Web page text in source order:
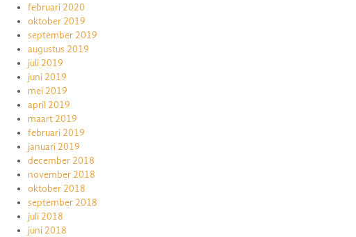
februari 2020
oktober 2019
september 2019
augustus 2019
juli 2019
juni 2019
mei 2019
april 2019
maart 2019
februari 2019
januari 2019
december 2018
november 2018
oktober 2018
september 2018
juli 2018
juni 2018